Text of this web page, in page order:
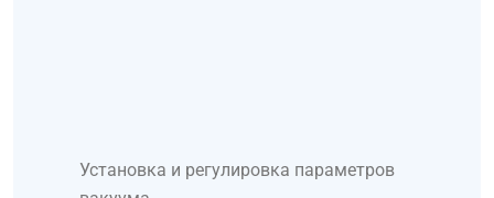
Установка и регулировка параметров